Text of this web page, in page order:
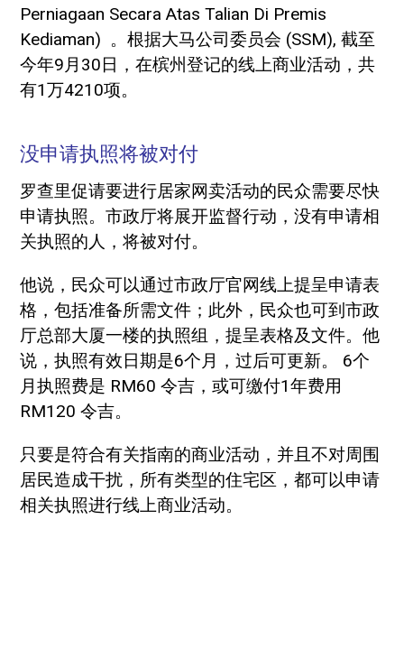
Perniagaan Secara Atas Talian Di Premis
Kediaman) 。根据大马公司委员会 (SSM), 截至
今年9月30日，在槟州登记的线上商业活动，共
有1万4210项。
没申请执照将被对付
罗查里促请要进行居家网卖活动的民众需要尽快
申请执照。市政厅将展开监督行动，没有申请相
关执照的人，将被对付。
他说，民众可以通过市政厅官网线上提呈申请表
格，包括准备所需文件；此外，民众也可到市政
厅总部大厦一楼的执照组，提呈表格及文件。他
说，执照有效日期是6个月，过后可更新。 6个
月执照费是 RM60 令吉，或可缴付1年费用
RM120 令吉。
只要是符合有关指南的商业活动，并且不对周围
居民造成干扰，所有类型的住宅区，都可以申请
相关执照进行线上商业活动。